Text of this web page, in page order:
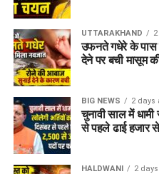
UTTARAKHAND
उफनते गधेरे के पास
देने पर बची मासूम
BIG NEWS 2 days
चुनावी साल में धामी
से पहले ढाई हजार से
HALDWANI 2